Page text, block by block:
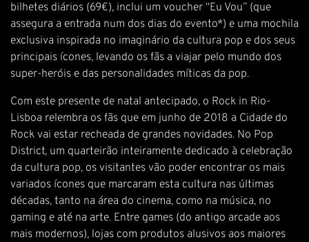
bilhetes diários (69€), inclui um voucher “Eu Vou” (que
assegura a entrada num dos dias do evento*) e uma mochila
exclusiva inspirada no imaginário da cultura pop e dos seus
principais ícones, levando os fãs a viajar pelo mundo dos
super-heróis e das personalidades míticas da pop.
Com este presente de natal antecipado, o Rock in Rio-
Lisboa relembra os fãs que em junho de 2018 a Cidade do
Rock vai estar recheada de grandes novidades. No Pop
District, um quarteirão inteiramente dedicado à celebração
da cultura pop, os visitantes vão poder encontrar os mais
variados ícones que marcaram esta cultura nas últimas
décadas, tanto na área do cinema, como na música, no
gaming e até na arte. Entre games (do antigo arcade aos
mais modernos), lojas com produtos alusivos aos maiores